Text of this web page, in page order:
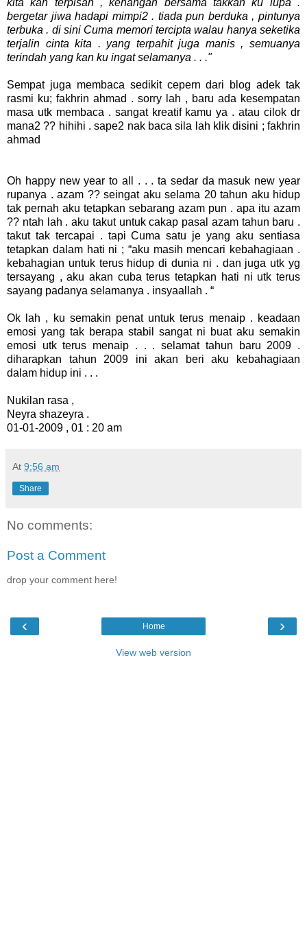
kita kan terpisah , kenangan bersama takkan ku lupa .
bergetar jiwa hadapi mimpi2 . tiada pun berduka , pintunya
terbuka . di sini Cuma memori tercipta walau hanya seketika
terjalin cinta kita . yang terpahit juga manis , semuanya
terindah yang kan ku ingat selamanya . . ."
Sempat juga membaca sedikit cepern dari blog adek tak
rasmi ku; fakhrin ahmad . sorry lah , baru ada kesempatan
masa utk membaca . sangat kreatif kamu ya . atau cilok dr
mana2 ?? hihihi . sape2 nak baca sila lah klik disini ; fakhrin
ahmad
Oh happy new year to all . . . ta sedar da masuk new year
rupanya . azam ?? seingat aku selama 20 tahun aku hidup
tak pernah aku tetapkan sebarang azam pun . apa itu azam
?? ntah lah . aku takut untuk cakap pasal azam tahun baru .
takut tak tercapai . tapi Cuma satu je yang aku sentiasa
tetapkan dalam hati ni ; “aku masih mencari kebahagiaan .
kebahagian untuk terus hidup di dunia ni . dan juga utk yg
tersayang , aku akan cuba terus tetapkan hati ni utk terus
sayang padanya selamanya . insyaallah . “
Ok lah , ku semakin penat untuk terus menaip . keadaan
emosi yang tak berapa stabil sangat ni buat aku semakin
emosi utk terus menaip . . . selamat tahun baru 2009 .
diharapkan tahun 2009 ini akan beri aku kebahagiaan
dalam hidup ini . . .
Nukilan rasa ,
Neyra shazeyra .
01-01-2009 , 01 : 20 am
At 9:56 am
Share
No comments:
Post a Comment
drop your comment here!
‹ ›
Home
View web version